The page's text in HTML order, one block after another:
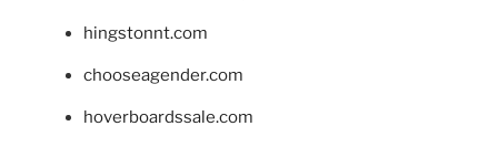
hingstonnt.com
chooseagender.com
hoverboardssale.com